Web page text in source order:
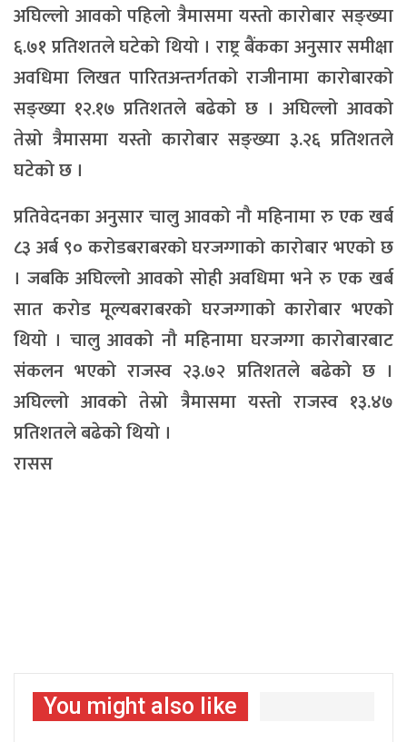
अघिल्लो आवको पहिलो त्रैमासमा यस्तो कारोबार सङ्ख्या
६.७१ प्रतिशतले घटेको थियो । राष्ट्र बैंकका अनुसार समीक्षा
अवधिमा लिखत पारितअन्तर्गतको राजीनामा कारोबारको
सङ्ख्या १२.१७ प्रतिशतले बढेको छ । अघिल्लो आवको
तेस्रो त्रैमासमा यस्तो कारोबार सङ्ख्या ३.२६ प्रतिशतले
घटेको छ ।
प्रतिवेदनका अनुसार चालु आवको नौ महिनामा रु एक खर्ब
८३ अर्ब ९० करोडबराबरको घरजग्गाको कारोबार भएको छ
। जबकि अघिल्लो आवको सोही अवधिमा भने रु एक खर्ब
सात करोड मूल्यबराबरको घरजग्गाको कारोबार भएको
थियो । चालु आवको नौ महिनामा घरजग्गा कारोबारबाट
संकलन भएको राजस्व २३.७२ प्रतिशतले बढेको छ ।
अघिल्लो आवको तेस्रो त्रैमासमा यस्तो राजस्व १३.४७
प्रतिशतले बढेको थियो ।
रासस
You might also like